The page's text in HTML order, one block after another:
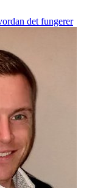
det fungerer